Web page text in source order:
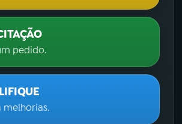
pedido.
melhorias.